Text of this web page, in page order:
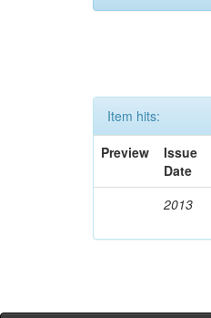
Item hits:
Preview
Issue
Date
2013